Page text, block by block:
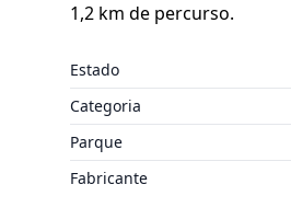
1,2 km de percurso.
Estado
Categoria
Parque
Fabricante